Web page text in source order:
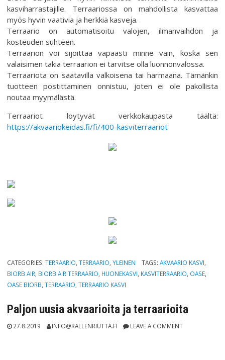
kasviharrastajille. Terraariossa on mahdollista kasvattaa
myös hyvin vaativia ja herkkiä kasveja.
Terraario on automatisoitu valojen, ilmanvaihdon ja
kosteuden suhteen.
Terraarion voi sijoittaa vapaasti minne vain, koska sen
valaisimen takia terraarion ei tarvitse olla luonnonvalossa.
Terraariota on saatavilla valkoisena tai harmaana. Tämänkin
tuotteen postittaminen onnistuu, joten ei ole pakollista
noutaa myymälästä.
Terraariot löytyvät verkkokaupasta täältä:
https://akvaariokeidas.fi/fi/400-kasviterraariot
CATEGORIES:TERRAARIO ,TERRAARIO ,YLEINEN TAGS: AKVAARIO KASVI
BIORB AIR BIORB AIR TERRAARIO HUONEKASVI KASVITERRAARIO OASE
OASE BIORB ,TERRAARIO ,TERRAARIO KASVI
Paljon uusia akvaarioita ja terraarioita
27.8.2019 INFO@RALLENRIUTTA.FI LEAVE A COMMENT